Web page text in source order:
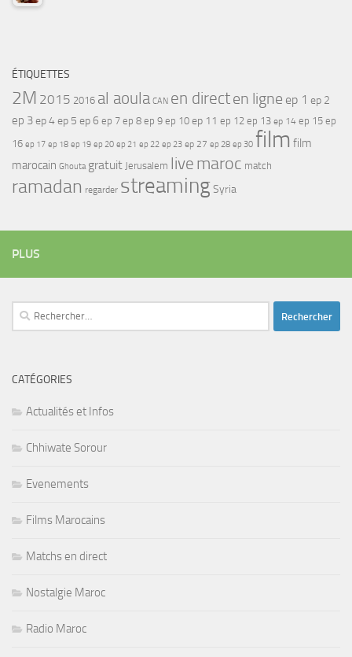
ÉTIQUETTES
2M 2015 2016 al aoula CAN en directen ligne ep 1 ep 2
ep 3ep 4ep 5 ep 6 ep 7 ep 8 ep 9 ep 10 ep 11 ep 12 ep 13 ep 14 ep 15 ep
16 ep 17 ep 18 ep 19 ep 20 ep 21 ep 22 ep 23 ep 27 ep 28 ep 30 film film
marocain Ghouta gratuit Jerusalem live maroc match
ramadan regarder streamingSyria
PLUS
Rechercher :
CATÉGORIES
Actualités et Infos
Chhiwate Sorour
Evenements
Films Marocains
Matchs en direct
Nostalgie Maroc
Radio Maroc